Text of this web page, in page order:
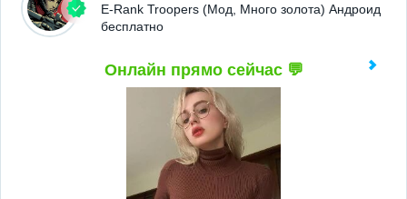
E-Rank Troopers (Мод, Много золота) Андроид
бесплатно
Онлайн прямо сейчас 💬